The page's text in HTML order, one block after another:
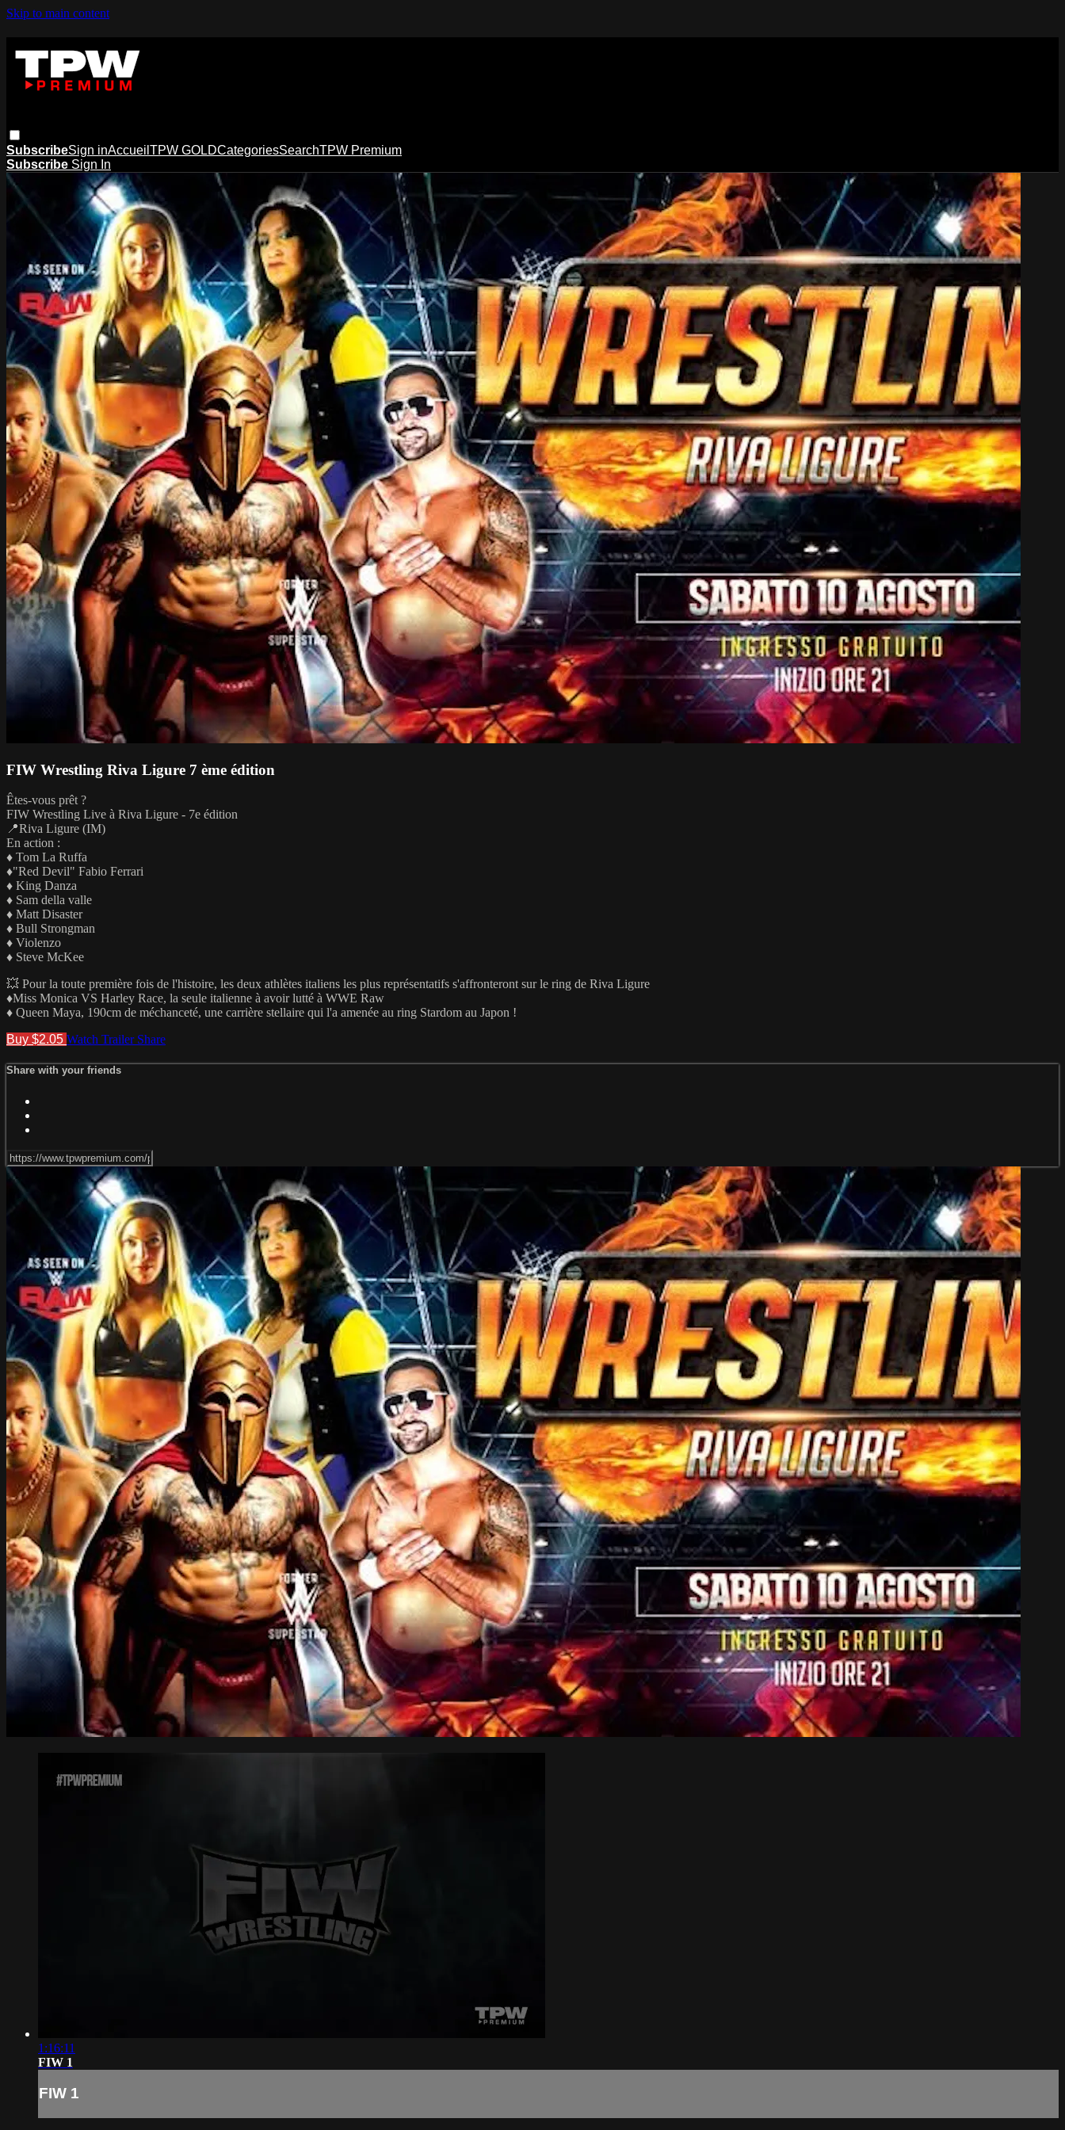
Skip to main content
CategoriesSearch
Accueil TPW GOLD TPW Premium
SubscribeSign in
Subscribe Sign In
FIW Wrestling Riva Ligure 7 ème édition
Êtes-vous prêt ?
FIW Wrestling Live à Riva Ligure - 7e édition
📍Riva Ligure (IM)
En action :
♦️ Tom La Ruffa
♦️"Red Devil" Fabio Ferrari
♦️ King Danza
♦️ Sam della valle
♦️ Matt Disaster
♦️ Bull Strongman
♦️ Violenzo
♦️ Steve McKee
💥 Pour la toute première fois de l'histoire, les deux athlètes italiens les plus représentatifs s'affronteront sur le ring de Riva Ligure
♦️Miss Monica VS Harley Race, la seule italienne à avoir lutté à WWE Raw
♦️ Queen Maya, 190cm de méchanceté, une carrière stellaire qui l'a amenée au ring Stardom au Japon !
Buy $2.05 Watch Trailer Share
Share with your friends
1:16:11
FIW 1
FIW 1